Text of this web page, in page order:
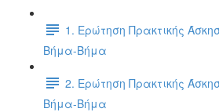
1. Ερώτηση Πρακτικής
Βήμα-Βήμα
2. Ερώτηση Πρακτικής
Βήμα-Βήμα